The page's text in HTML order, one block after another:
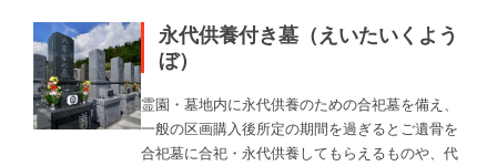
永代供養付き墓（えいたいくよう
ぼ）
霊園・墓地内に永代供養のための合祀墓を備え、
一般の区画購入後所定の期間を過ぎるとご遺骨を
合祀墓に合祀・永代供養してもらえるものや、代